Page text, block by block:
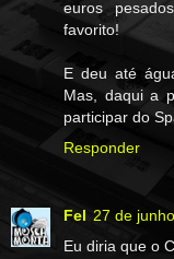
euros
favorito!
E deu até
Mas, daqui a
participar do
Responder
Fel 27 de
Eu diria que o